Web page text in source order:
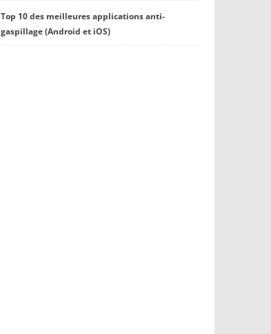
Top 10 des meilleures applications anti-
gaspillage (Android et iOS)